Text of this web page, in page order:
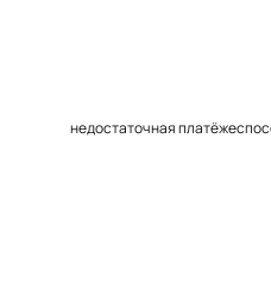
недостаточная